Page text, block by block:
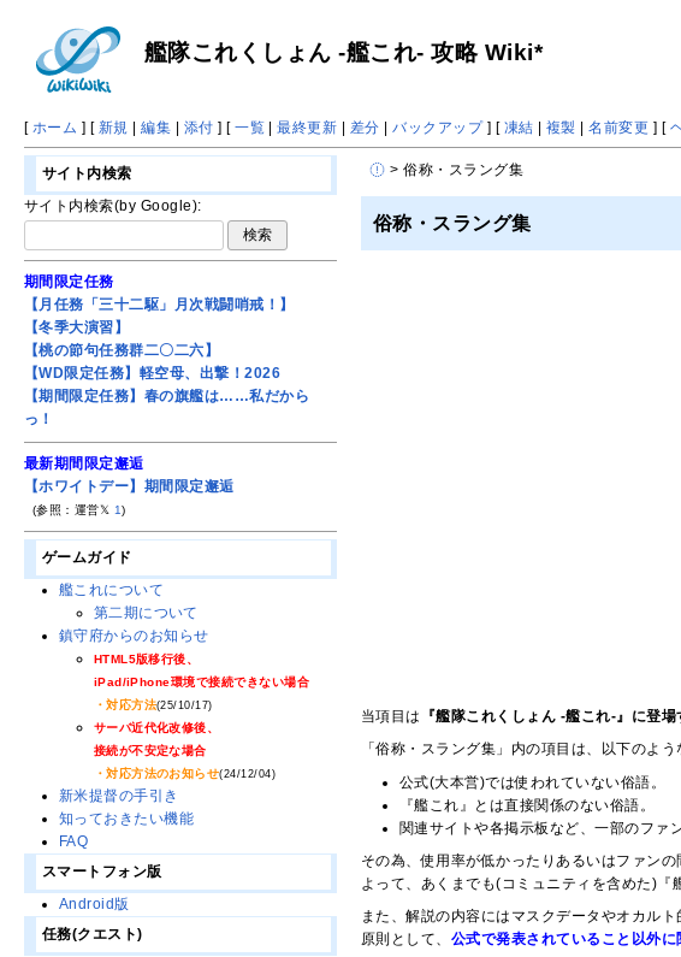
艦隊これくしょん -艦これ- 攻略 Wiki*
[ ホーム ] [ 新規 |編集 | 添付 ] [一覧 |最終更新 | 差分 |バックアップ] [ 凍結 | 複製 |名前変更 ] [
> 俗称・スラング集
俗称・スラング集
当項目は 『艦隊これくしょん -艦これ-』に登
「俗称・スラング集」内の項目は、以下のよ
公式(大本営)では使われていない俗語。
『艦これ』とは直接関係のない俗語。
関連サイトや各掲示板など、一部のファ
その為、使用率が低かったりあるいはファン
よって、あくまでも(コミュニティを含めた)『
また、解説の内容にはマスクデータやオカル
原則として、 公式で発表されていること以外に
サイト内検索
サイト内検索(by Google):
期間限定任務
【月任務「三十二駆」月次戦闘哨戒！】
【冬季大演習】
【桃の節句任務群二〇二六】
【WD限定任務】軽空母、出撃！2026
【期間限定任務】春の旗艦は……私だから
っ！
最新期間限定邂逅
【ホワイトデー】期間限定邂逅
(参照：運営𝕏 1)
ゲームガイド
艦これについて
第二期について
鎮守府からのお知らせ
HTML5版移行後、
iPad/iPhone環境で接続できない場合
・対応方法(25/10/17)
サーバ近代化改修後、
接続が不安定な場合
・対応方法のお知らせ(24/12/04)
新米提督の手引き
知っておきたい機能
FAQ
スマートフォン版
Android版
任務(クエスト)